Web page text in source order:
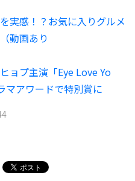
実感！？お気に入りグルメ
動画あり
ョプ主演「Eye Love Yo
マアワードで特別賞に